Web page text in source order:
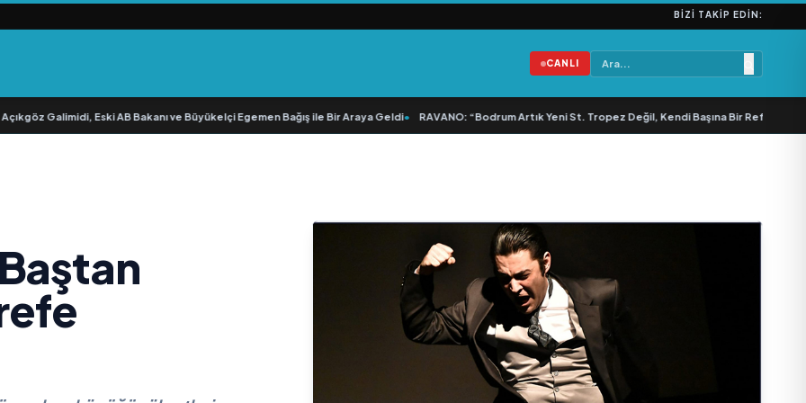
BIZI TAKIP EDIN:
CANLI
Galimidi, Eski AB Bakanı ve Büyükelçi Egemen Bağış ile Bir Araya Geldi• RAVANO: “Bodrum Artık Yeni St. Tropez Değil, Kendi Başına Bir Referans”